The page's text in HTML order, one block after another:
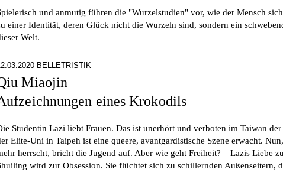
und anmutig führen die "Wurzelstudien" vor, wie der Mensch
einer Identität, deren Glück nicht die Wurzeln sind, sondern ein
Welt.
BELLETRISTIK
Miaojin
eines Krokodils
Studentin Lazi liebt Frauen. Das ist unerhört und verboten im Taiwan
Elite-Uni in Taipeh ist eine queere, avantgardistische Szene erwacht.
herrscht, bricht die Jugend auf. Aber wie geht Freiheit? – Lazis Liebe
wird zur Obsession. Sie flüchtet sich zu schillernden Außenseitern,